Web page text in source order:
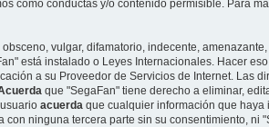
como conductas y/o contenido permisible. Para
vulgar, difamatorio, indecente,
está instalado o Leyes Internacionales. Hacer
a su Proveedor de Servicios de Internet. Las
que "SegaFan" tiene derecho a eliminar,
acuerda que cualquier información que
con ninguna tercera parte sin su consentimiento, ni